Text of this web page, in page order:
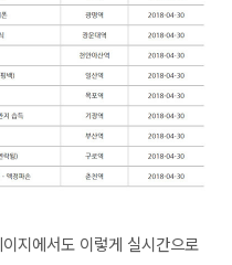
지에서도 이렇게 실시간으로